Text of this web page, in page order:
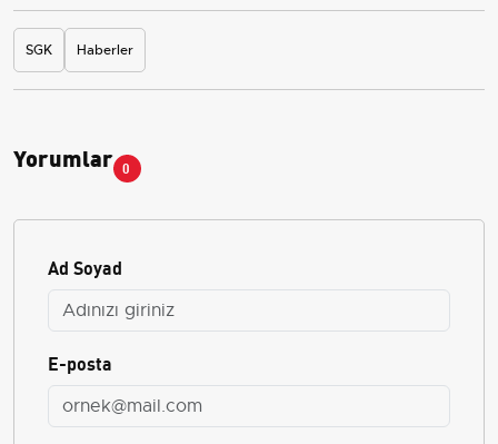
SGK Haberler
Yorumlar 0
Ad Soyad
E-posta